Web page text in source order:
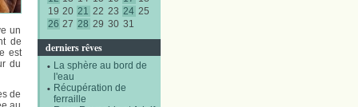
19 20 21 22 23 24 25
26 27 28 29 30 31
derniers rêves
La sphère au bord de
l'eau
Récupération de
ferraille
un
de
est
du
de